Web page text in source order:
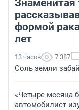
Знаменитая
формой
лет
13 часов 7 387
Соль земли
«Четыре месяца
автомобилист